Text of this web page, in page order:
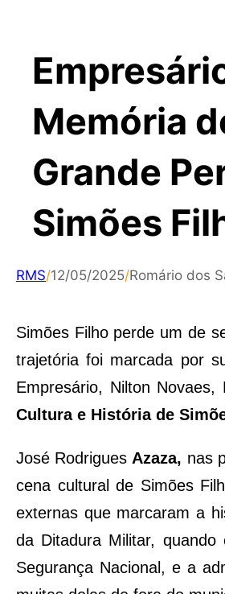
Memória
Grande
Simões
RMS/12/05/2025/Romário dos
Simões Filho perde um de
trajetória foi marcada por
Empresário, Nilton
Cultura e História de
José Rodrigues Azaza, nas
cena cultural de Simões
externas que marcaram a
da Ditadura Militar,
Segurança Nacional, e a